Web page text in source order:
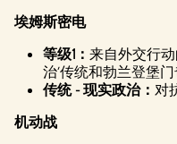
埃姆斯密电
等级1： 来自外交行
治’传统和勃兰登堡门
传统 - 现实政治： 对
机动战